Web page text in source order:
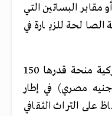
مقابر البساتين التي
الصالحة للزيارة في
وقد قدمت وزارة الخارجية الأميركية منحة قدرها 150
2.25 مليون جنيه مصري) في إطار
على التراث الثقافي